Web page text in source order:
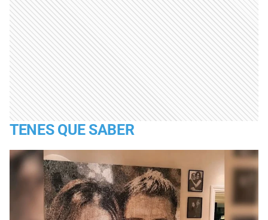
TENES QUE SABER